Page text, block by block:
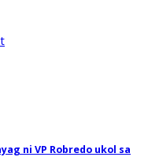
ni VP Robredo ukol sa